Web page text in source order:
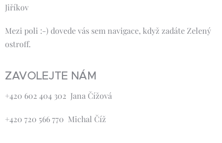
Jiříkov
Mezi poli :-) dovede vás sem navigace, když zadáte Zelený
ostroff.
ZAVOLEJTE NÁM
+420 602 404 302 Jana Čížová
+420 720 566 770 Michal Číž